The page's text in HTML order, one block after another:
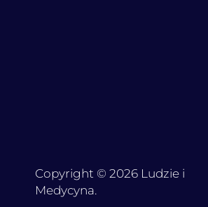
Copyright © 2026 Ludzie i
Medycyna.